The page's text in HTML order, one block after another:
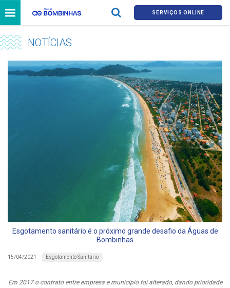
SERVIÇOS ONLINE
NOTÍCIAS
Esgotamento sanitário é o próximo grande desafio da Águas de
Bombinhas
15/04/2021 Esgotamento Sanitário
Em 2017 o contrato entre empresa e município foi alterado, dando prioridade